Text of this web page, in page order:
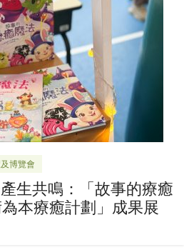
博覽會
生共鳴：「故事的療癒
本療癒計劃」成果展